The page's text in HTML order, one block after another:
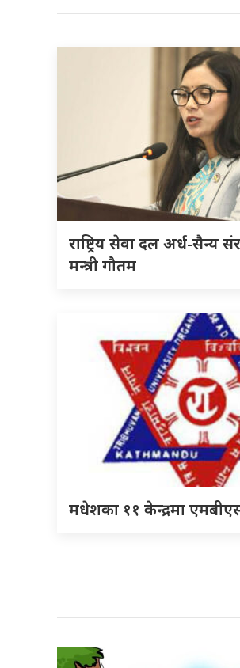
राष्ट्रिय सेवा दल अर्ध-सैन्य
मन्त्री गौतम
मधेशका ११ केन्द्रमा